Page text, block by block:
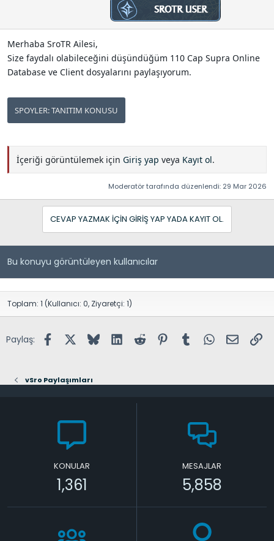
Merhaba SroTR Ailesi,
Size faydalı olabileceğini düşündüğüm 110 Cap Supra Online
Database ve Client dosyalarını paylaşıyorum.
SPOYLER:TANITIM KONUSU
İçeriği görüntülemek için Giriş yap veya Kayıt ol.
Moderatör tarafında düzenlendi: 29 Mar 2026
CEVAP YAZMAK IÇIN GIRIŞ YAP YADA KAYIT OL.
Bu konuyu görüntüleyen kullanıcılar
Toplam: 1 (Kullanıcı: 0, Ziyaretçi: 1)
Paylaş: FacebookX (Twitter)
BlueskyLinkedInReddit PinterestTumblr WhatsApp
E-posta
vSro Paylaşımları
KONULAR
1,361
MESAJLAR
5,858